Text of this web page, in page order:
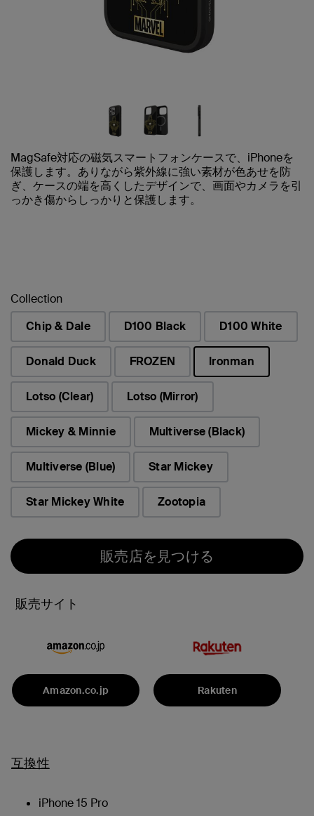
MagSafe対応の磁気スマートフォンケースで、iPhoneを
保護します。ありながら紫外線に強い素材が色あせを防
ぎ、ケースの端を高くしたデザインで、画面やカメラを引
っかき傷からしっかりと保護します。
Collection
Chip & Dale
D100 Black D100 White
Donald Duck FROZEN
Ironman
選択済み
Lotso (Clear)
Lotso (Mirror)
Mickey & Minnie Multiverse (Black)
Multiverse (Blue) Star Mickey
Star Mickey White Zootopia
販売店を見つける
販売サイト
Amazon.co.jp Rakuten
互換性
iPhone 15 Pro